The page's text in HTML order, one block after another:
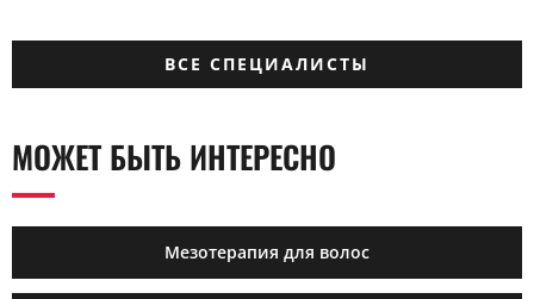
ВСЕ СПЕЦИАЛИСТЫ
МОЖЕТ БЫТЬ ИНТЕРЕСНО
Мезотерапия для волос